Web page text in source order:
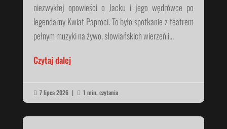
niezwykłej opowieści o Jacku i jego wędrówce po
legendarny Kwiat Paproci. To było spotkanie z teatrem
pełnym muzyki na żywo, słowiańskich wierzeń i...
Czytaj dalej
 7 lipca 2026 |  1 min. czytania